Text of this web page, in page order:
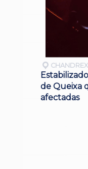
de Queixa
afectadas